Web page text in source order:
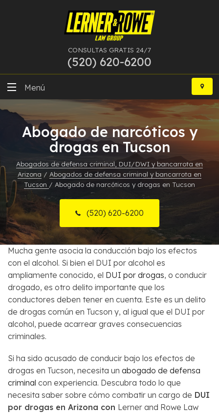
CONSULTAS GRATIS 24/7
(520) 620-6200
Ir
contenido
Menú
DUI
Delitos Graves
Bancarrota
Más Especialidades
Recursos
Sobre Nosotros
Contactos
English
Buscar
Abogado de narcóticos y
drogas en Tucson
Abogados de defensa criminal, DUI/DWI y bancarrota en
Arizona / Abogados de defensa criminal y bancarrota en
Tucson / Abogado de narcóticos y drogas en Tucson
(520) 620-6200
Mucha gente asocia la conducción bajo los efectos
con el alcohol. Si bien el DUI por alcohol es
ampliamente conocido, el DUI por drogas, o conducir
drogado, es otro delito importante que los
conductores deben tener en cuenta. Este es un delito
de drogas común en Tucson y, al igual que el DUI por
alcohol, puede acarrear graves consecuencias
criminales.
Si ha sido acusado de conducir bajo los efectos de
drogas en Tucson, necesita un abogado de defensa
criminal con experiencia. Descubra todo lo que
necesita saber sobre cómo combatir un cargo de DUI
por drogas en Arizona con Lerner and Rowe Law